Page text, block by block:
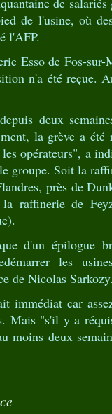
de l'usine, où
l'AFP.
Esso de Fos-
n'a été reçue.
deux
la grève a été
opérateurs", a
groupe. Soit la
près de
la raffinerie de
d'un épilogue
les
de Nicolas
immédiat car
Mais "s'il y a
moins deux